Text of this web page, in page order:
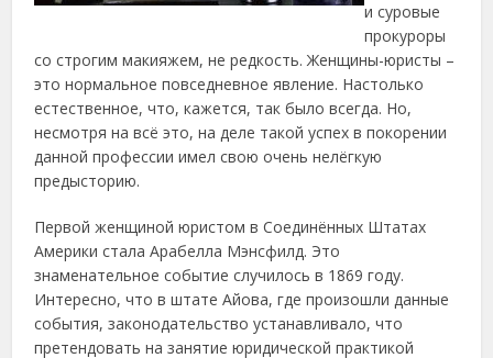
и суровые
прокуроры
со строгим макияжем, не редкость. Женщины-юристы –
это нормальное повседневное явление. Настолько
естественное, что, кажется, так было всегда. Но,
несмотря на всё это, на деле такой успех в покорении
данной профессии имел свою очень нелёгкую
предысторию.
Первой женщиной юристом в Соединённых Штатах
Америки стала Арабелла Мэнсфилд. Это
знаменательное событие случилось в 1869 году.
Интересно, что в штате Айова, где произошли данные
события, законодательство устанавливало, что
претендовать на занятие юридической практикой